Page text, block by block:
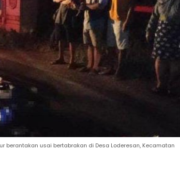
berantakan usai bertabrakan di Desa Loderesan, Kecamatan